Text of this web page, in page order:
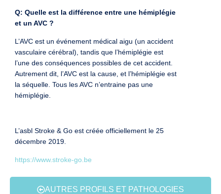
AUTRES PROFILS ET PATHOLOGIES
Q: Quelle est la différence entre une hémiplégie
et un AVC ?
L’AVC est un événement médical aigu (un accident
vasculaire cérébral), tandis que l’hémiplégie est
l’une des conséquences possibles de cet accident.
Autrement dit, l’AVC est la cause, et l’hémiplégie est
la séquelle. Tous les AVC n’entraine pas une
hémiplégie.
L’asbl Stroke & Go est créée officiellement le 25
décembre 2019.
https://www.stroke-go.be